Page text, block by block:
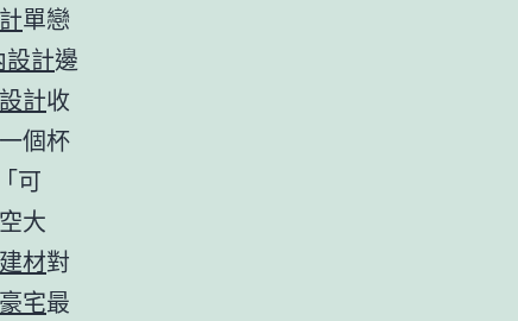
單戀
計邊
計收
個杯
可
大
材對
宅最